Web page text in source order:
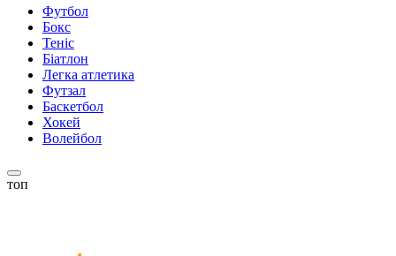
Футбол
Бокс
Теніс
Біатлон
Легка атлетика
Футзал
Баскетбол
Хокей
Волейбол
топ